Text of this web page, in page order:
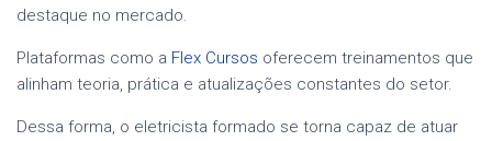
destaque no mercado.
Plataformas como a Flex Cursos oferecem treinamentos que
alinham teoria, prática e atualizações constantes do setor.
Dessa forma, o eletricista formado se torna capaz de atuar